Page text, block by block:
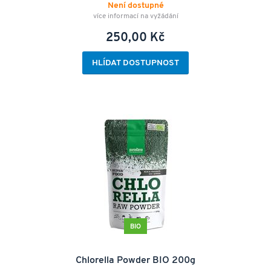
Není dostupné
více informací na vyžádání
250,00 Kč
HLÍDAT DOSTUPNOST
BIO
Chlorella Powder BIO 200g